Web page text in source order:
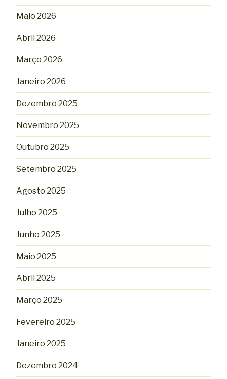
Maio 2026
Abril 2026
Março 2026
Janeiro 2026
Dezembro 2025
Novembro 2025
Outubro 2025
Setembro 2025
Agosto 2025
Julho 2025
Junho 2025
Maio 2025
Abril 2025
Março 2025
Fevereiro 2025
Janeiro 2025
Dezembro 2024